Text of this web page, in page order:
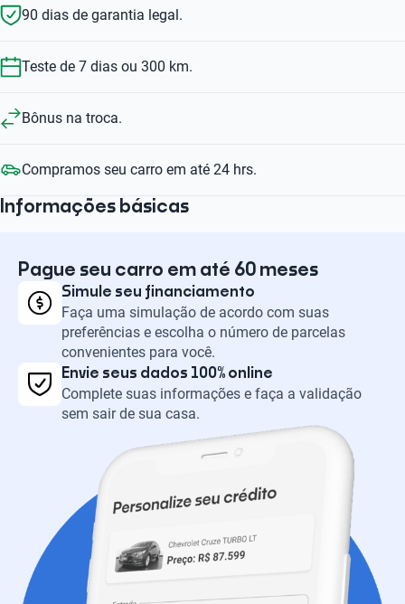
90 dias de garantia legal.
Teste de 7 dias ou 300 km.
Bônus na troca.
Compramos seu carro em até 24 hrs.
Informações básicas
Pague seu carro em até 60 meses
Simule seu financiamento
Faça uma simulação de acordo com suas
preferências e escolha o número de parcelas
convenientes para você.
Envie seus dados 100% online
Complete suas informações e faça a validação
sem sair de sua casa.